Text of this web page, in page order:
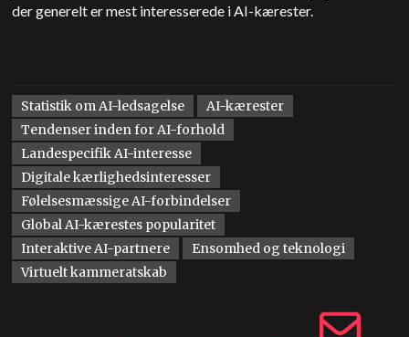
der generelt er mest interesserede i AI-kærester.
Statistik om AI-ledsagelse
AI-kærester
Tendenser inden for AI-forhold
Landespecifik AI-interesse
Digitale kærlighedsinteresser
Følelsesmæssige AI-forbindelser
Global AI-kærestes popularitet
Interaktive AI-partnere
Ensomhed og teknologi
Virtuelt kammeratskab